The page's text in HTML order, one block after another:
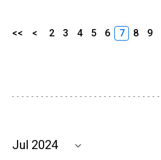
<< < 2 3 4 5 6 7 8 9